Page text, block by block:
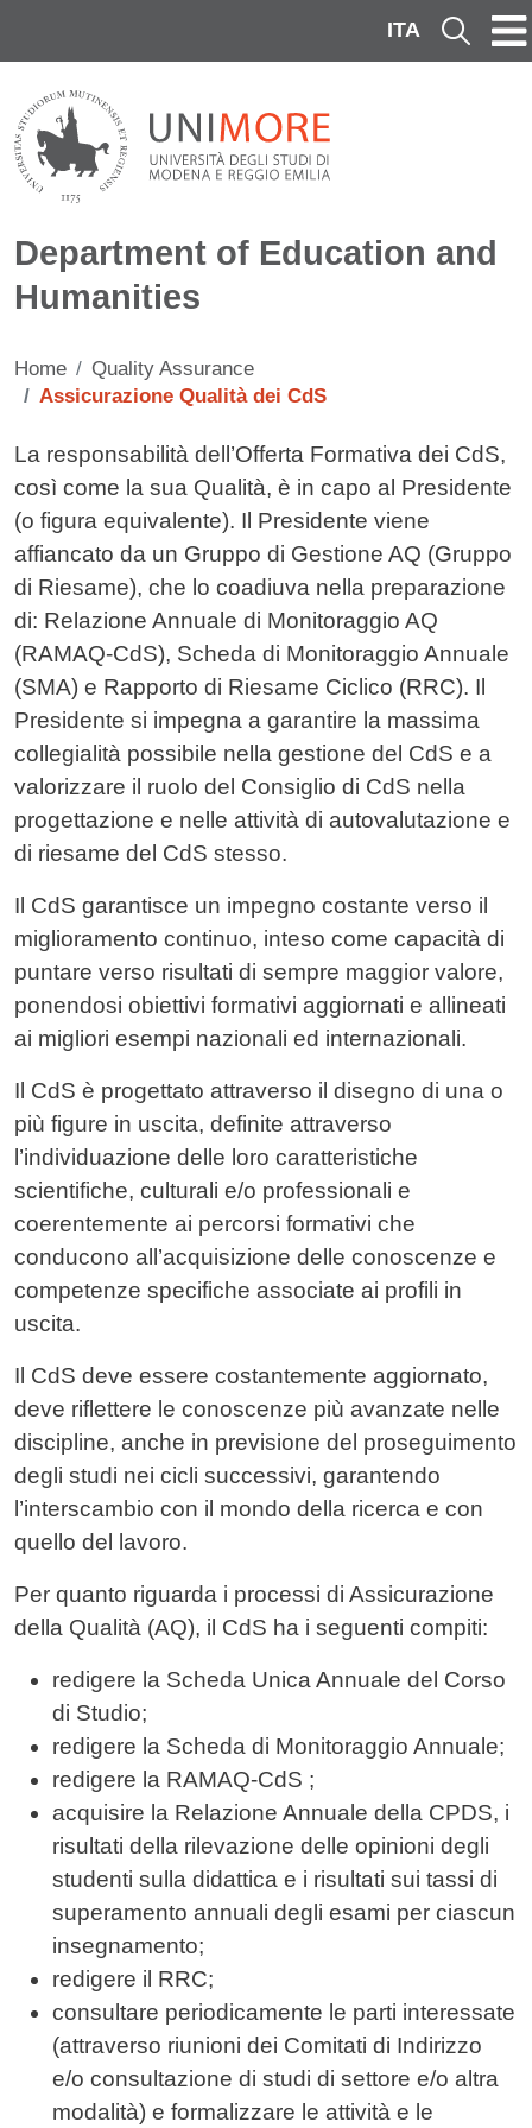
ITA Cerca
Department of Education and
Humanities
Home
Quality Assurance
Assicurazione Qualità dei CdS
Contenuto
La responsabilità dell’Offerta Formativa dei CdS,
così come la sua Qualità, è in capo al Presidente
(o figura equivalente). Il Presidente viene
affiancato da un Gruppo di Gestione AQ (Gruppo
di Riesame), che lo coadiuva nella preparazione
di: Relazione Annuale di Monitoraggio AQ
(RAMAQ-CdS), Scheda di Monitoraggio Annuale
(SMA) e Rapporto di Riesame Ciclico (RRC). Il
Presidente si impegna a garantire la massima
collegialità possibile nella gestione del CdS e a
valorizzare il ruolo del Consiglio di CdS nella
progettazione e nelle attività di autovalutazione e
di riesame del CdS stesso.
Il CdS garantisce un impegno costante verso il
miglioramento continuo, inteso come capacità di
puntare verso risultati di sempre maggior valore,
ponendosi obiettivi formativi aggiornati e allineati
ai migliori esempi nazionali ed internazionali.
Il CdS è progettato attraverso il disegno di una o
più figure in uscita, definite attraverso
l’individuazione delle loro caratteristiche
scientifiche, culturali e/o professionali e
coerentemente ai percorsi formativi che
conducono all’acquisizione delle conoscenze e
competenze specifiche associate ai profili in
uscita.
Il CdS deve essere costantemente aggiornato,
deve riflettere le conoscenze più avanzate nelle
discipline, anche in previsione del proseguimento
degli studi nei cicli successivi, garantendo
l’interscambio con il mondo della ricerca e con
quello del lavoro.
Per quanto riguarda i processi di Assicurazione
della Qualità (AQ), il CdS ha i seguenti compiti:
redigere la Scheda Unica Annuale del Corso
di Studio;
redigere la Scheda di Monitoraggio Annuale;
redigere la RAMAQ-CdS ;
acquisire la Relazione Annuale della CPDS, i
risultati della rilevazione delle opinioni degli
studenti sulla didattica e i risultati sui tassi di
superamento annuali degli esami per ciascun
insegnamento;
redigere il RRC;
consultare periodicamente le parti interessate
(attraverso riunioni dei Comitati di Indirizzo
e/o consultazione di studi di settore e/o altra
modalità) e formalizzare le attività e le